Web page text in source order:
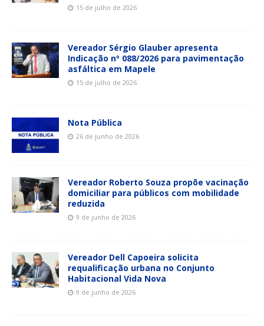
15 de julho de 2026
Vereador Sérgio Glauber apresenta
Indicação nº 088/2026 para pavimentação
asfáltica em Mapele
15 de julho de 2026
Nota Pública
26 de junho de 2026
Vereador Roberto Souza propõe vacinação
domiciliar para públicos com mobilidade
reduzida
9 de junho de 2026
Vereador Dell Capoeira solicita
requalificação urbana no Conjunto
Habitacional Vida Nova
9 de junho de 2026